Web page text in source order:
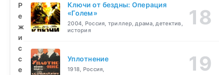
Р
е
ж
и
с
с
е
Ключи от бездны: Операция
«Голем»
2004, Россия, триллер, драма, детектив,
история
Уплотнение
1918, Россия,